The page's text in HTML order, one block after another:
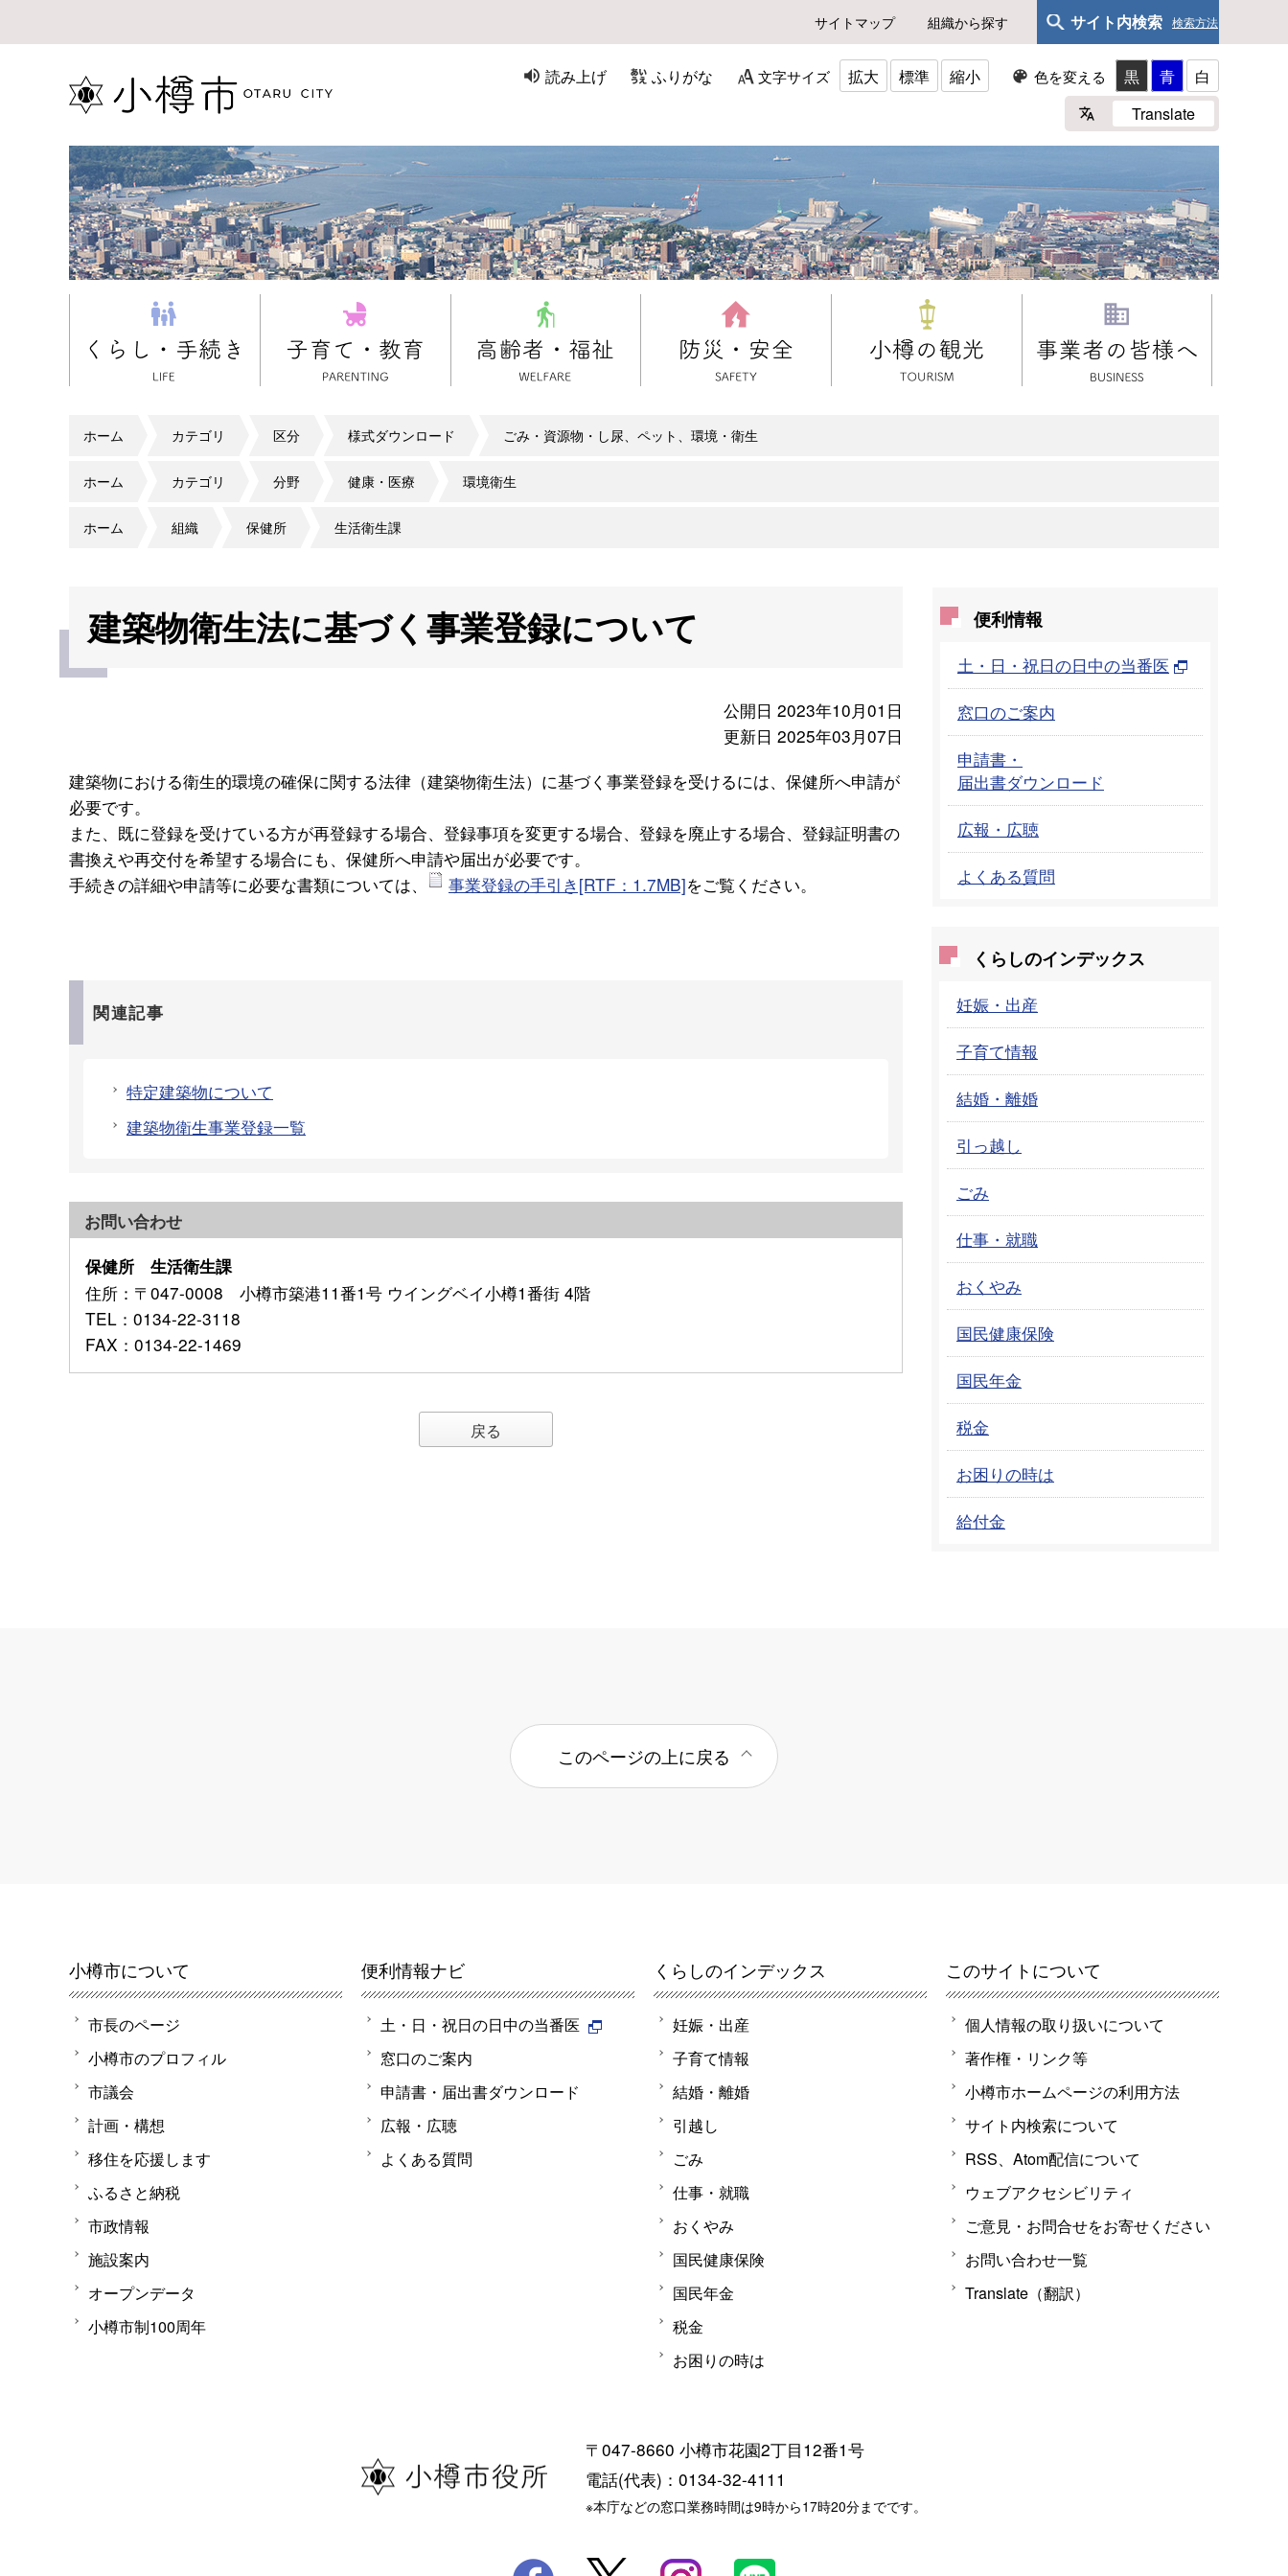
サイトマップ 組織から探す サイト内検索 検索方法
読み上げ ふりがな 文字サイズ 拡大 標準 縮小 色を変える 黒 青
白
Translate
ホーム カテゴリ 区分 様式ダウンロード ごみ・資源物・し尿、ペット、環境・衛生
ホーム カテゴリ 分野 健康・医療 環境衛生
ホーム 組織 保健所 生活衛生課
建築物衛生法に基づく事業登録について
公開日 2023年10月01日
更新日 2025年03月07日
建築物における衛生的環境の確保に関する法律（建築物衛生法）に基づく事業登録を受けるには、保健所へ申請が
必要です。
また、既に登録を受けている方が再登録する場合、登録事項を変更する場合、登録を廃止する場合、登録証明書の
書換えや再交付を希望する場合にも、保健所へ申請や届出が必要です。
手続きの詳細や申請等に必要な書類については、
事業登録の手引き[RTF：1.7MB]をご覧ください。
関連記事
特定建築物について
建築物衛生事業登録一覧
お問い合わせ
保健所 生活衛生課
住所 ：〒047-0008 小樽市築港11番1号 ウイングベイ小樽1番街 4階
TEL ：0134-22-3118
FAX ：0134-22-1469
戻る
便利情報
土・日・祝日の日中の当番医
窓口のご案内
申請書・
届出書ダウンロード
広報・広聴
よくある質問
くらしのインデックス
妊娠・出産
子育て情報
結婚・離婚
引っ越し
ごみ
仕事・就職
おくやみ
国民健康保険
国民年金
税金
お困りの時は
給付金
このページの上に戻る
小樽市について
市長のページ
小樽市のプロフィル
市議会
計画・構想
移住を応援します
ふるさと納税
市政情報
施設案内
オープンデータ
小樽市制100周年
便利情報ナビ
土・日・祝日の日中の当番医
窓口のご案内
申請書・届出書ダウンロード
広報・広聴
よくある質問
くらしのインデックス
妊娠・出産
子育て情報
結婚・離婚
引越し
ごみ
仕事・就職
おくやみ
国民健康保険
国民年金
税金
お困りの時は
このサイトについて
個人情報の取り扱いについて
著作権・リンク等
小樽市ホームページの利用方法
サイト内検索について
RSS、Atom配信について
ウェブアクセシビリティ
ご意見・お問合せをお寄せください
お問い合わせ一覧
Translate（翻訳）
〒047-8660 小樽市花園2丁目12番1号
電話(代表)：0134-32-4111
※本庁などの窓口業務時間は9時から17時20分までです。